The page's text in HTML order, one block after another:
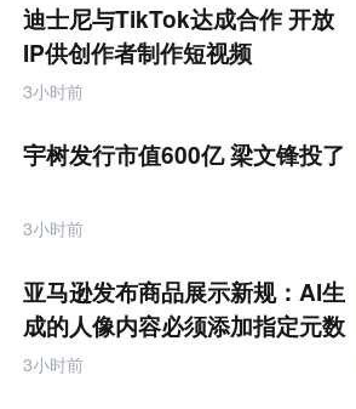
迪士尼与TikTok达成合作 开放
IP供创作者制作短视频
3小时前
宇树发行市值600亿 梁文锋投了
3小时前
亚马逊发布商品展示新规：AI生
成的人像内容必须添加指定元数
据
3小时前